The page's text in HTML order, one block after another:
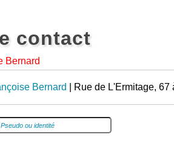
contact
Bernard
Bernard | Rue de L'Ermitage,